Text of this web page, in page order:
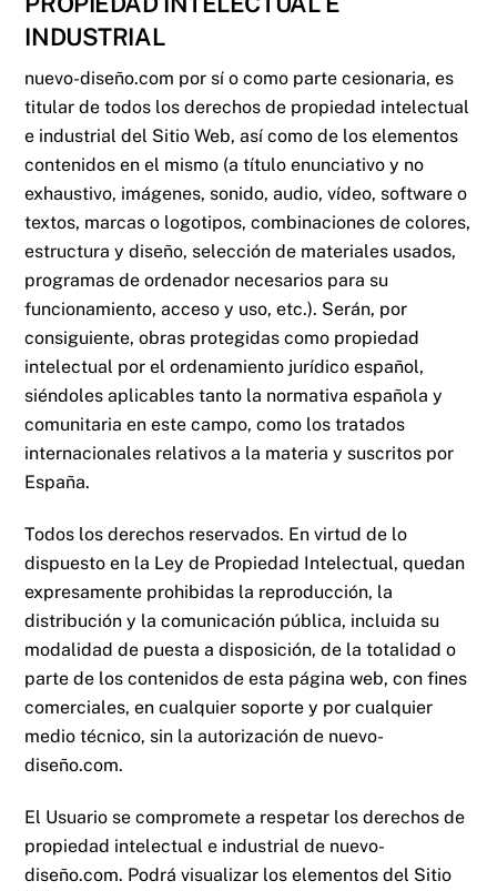
INDUSTRIAL
nuevo-diseño.com por sí o como parte cesionaria, es
titular de todos los derechos de propiedad intelectual
e industrial del Sitio Web, así como de los elementos
contenidos en el mismo (a título enunciativo y no
exhaustivo, imágenes, sonido, audio, vídeo, software o
textos, marcas o logotipos, combinaciones de colores,
estructura y diseño, selección de materiales usados,
programas de ordenador necesarios para su
funcionamiento, acceso y uso, etc.). Serán, por
consiguiente, obras protegidas como propiedad
intelectual por el ordenamiento jurídico español,
siéndoles aplicables tanto la normativa española y
comunitaria en este campo, como los tratados
internacionales relativos a la materia y suscritos por
España.
Todos los derechos reservados. En virtud de lo
dispuesto en la Ley de Propiedad Intelectual, quedan
expresamente prohibidas la reproducción, la
distribución y la comunicación pública, incluida su
modalidad de puesta a disposición, de la totalidad o
parte de los contenidos de esta página web, con fines
comerciales, en cualquier soporte y por cualquier
medio técnico, sin la autorización de nuevo-
diseño.com.
El Usuario se compromete a respetar los derechos de
propiedad intelectual e industrial de nuevo-
diseño.com. Podrá visualizar los elementos del Sitio